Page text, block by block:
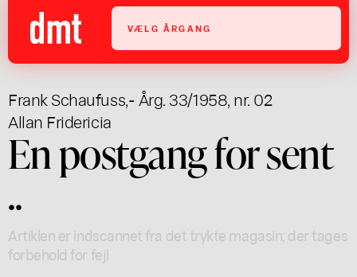
VÆLG ÅRGANG
Frank Schaufuss,
Allan Fridericia
- Årg. 33/1958, nr. 02
En postgang for sent
..
Artiklen er indscannet fra det trykte magasin; der tages
forbehold for fejl